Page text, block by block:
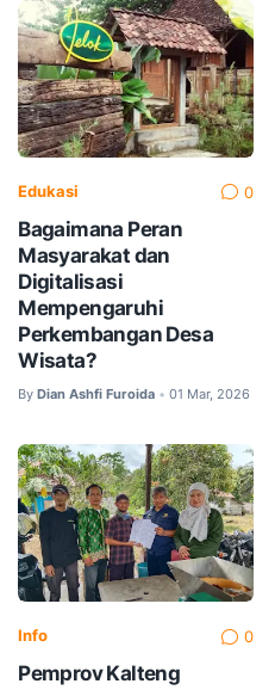
Edukasi 0
Bagaimana Peran
Masyarakat dan
Digitalisasi
Mempengaruhi
Perkembangan Desa
Wisata?
By Dian Ashfi Furoida • 01 Mar, 2026
Info 0
Pemprov Kalteng